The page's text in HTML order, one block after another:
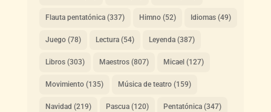
Flauta pentatónica(337) Himno(52) Idiomas(49)
Juego(78) Lectura(54) Leyenda(387)
Libros(303) Maestros(807) Micael (127)
Movimiento(135) Música de teatro(159)
Navidad (219) Pascua(120) Pentatónica(347)